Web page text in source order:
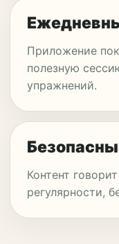
Приложение
полезную
упражнений.
Контент
регулярности,